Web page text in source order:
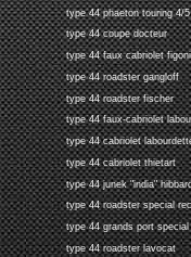
type 44 phaeton touring 4/
type 44 coupe docteur
type 44 faux cabriolet figoni
type 44 roadster gangloff
type 44 roadster fischer
type 44 faux-cabriolet
type 44 cabriolet
type 44 cabriolet thietart
type 44 junek "india"
type 44 roadster special
type 44 grands port
type 44 roadster lavocat